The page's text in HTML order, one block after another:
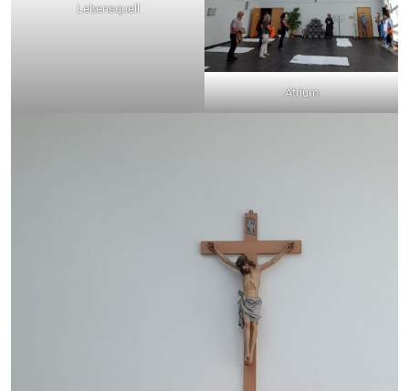
Lebensquell
Atrium